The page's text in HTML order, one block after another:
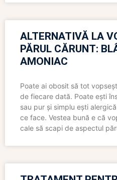
ALTERNATIVĂ LA
PĂRUL CĂRUNT:
AMONIAC
Poate ai obosit să tot
de fiecare dată. Poate ești
sau pur și simplu ești
ce face. Vestea bună e că
cale să scapi de aspectul